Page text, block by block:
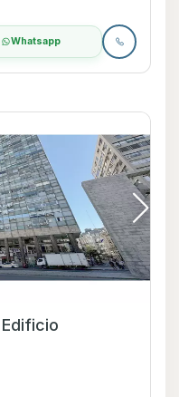
Whatsapp
Edificio